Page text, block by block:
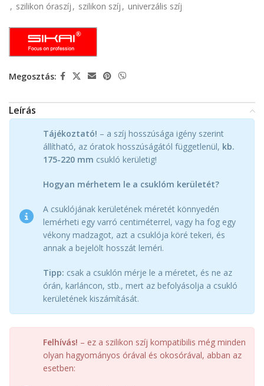
, szilikon óraszíj , szilikon szíj , univerzális szíj
Megosztás:
Leírás
Tájékoztató! – a szíj hosszúsága igény szerint
állítható, az óratok hosszúságától függetlenül, kb.
175-220 mm csukló kerületig!
Hogyan mérhetem le a csuklóm kerületét?
A csuklójának kerületének méretét könnyedén
lemérheti egy varró centiméterrel, vagy ha fog egy
vékony madzagot, azt a csuklója köré tekeri, és
annak a bejelölt hosszát leméri.
Tipp: csak a csuklón mérje le a méretet, és ne az
órán, karláncon, stb., mert az befolyásolja a csukló
kerületének kiszámítását.
Felhívás! – ez a szilikon szíj kompatibilis még minden
olyan hagyományos órával és okosórával, abban az
esetben: